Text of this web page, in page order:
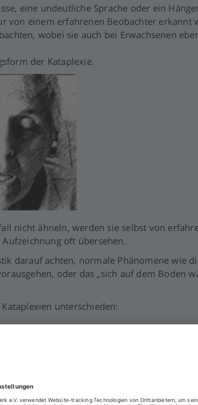
eine undeutliche Sprache oder ein
von einem erfahrenen Beobachter erkannt
wobei sie auch bei Erwachsenen
der Kataplexie.
nicht ähneln, werden sie selbst von
oft übersehen.
darauf achten, normale Phänomene wie
oder das „sich auf dem Boden
unterschieden: